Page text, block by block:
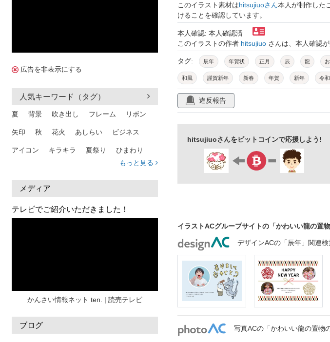
広告を非表示にする
人気キーワード（タグ）
夏 背景 吹き出し フレーム リボン
矢印 秋 花火 あしらい ビジネス
アイコン キラキラ 夏祭り ひまわり
熱中症
人物 暑中見舞い
日本地図 海
もっと見る
メディア
テレビでご紹介いただきました！
かんさい情報ネット ten. | 読売テレビ
ブログ
このイラスト素材はhitsujiuoさん本人が制作した
けることを確認しています。
本人確認: 本人確認済
このイラストの作者 hitsujiuo さんは、本人確認
タグ: 辰年 年賀状 正月 辰 龍
和風 謹賀新年 新春 年賀 新年 令
かわいい 干支
テンプレート 文字 挨拶 賀詞 日本
違反報告
hitsujiuoさんをビットコインで応援しよう!
イラストACグループサイトの「かわいい龍の置
デザインACの「辰年」関連
写真ACの「かわいい龍の置物